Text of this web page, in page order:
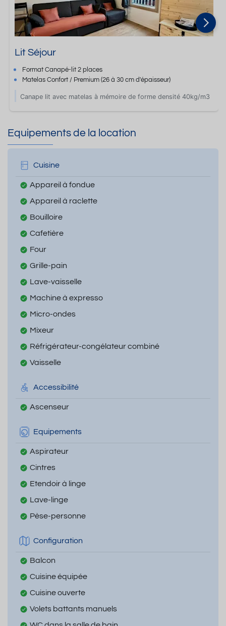
Lit Séjour
FormatCanapé-lit 2 places
Matelas Confort / Premium(26 à 30 cm d'épaisseur)
Canape lit avec matelas à mémoire de forme densité 40kg/m3
Equipements de la location
Cuisine
Appareil à fondue
Appareil à raclette
Bouilloire
Cafetière
Four
Grille-pain
Lave-vaisselle
Machine à expresso
Micro-ondes
Mixeur
Réfrigérateur-congélateur combiné
Vaisselle
Accessibilité
Ascenseur
Equipements
Aspirateur
Cintres
Etendoir à linge
Lave-linge
Pèse-personne
Configuration
Balcon
Cuisine équipée
Cuisine ouverte
Volets battants manuels